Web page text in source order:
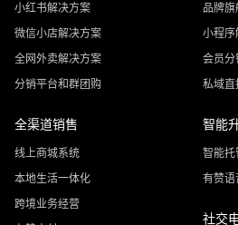
小红书解决方案
微信小店解决方案
全网外卖解决方案
分销平台和群团购
品牌
小程序
会员分
私域直
全渠道销售
线上商城系统
本地生活一体化
跨境业务经营
智能
智能托
有赞语
社交